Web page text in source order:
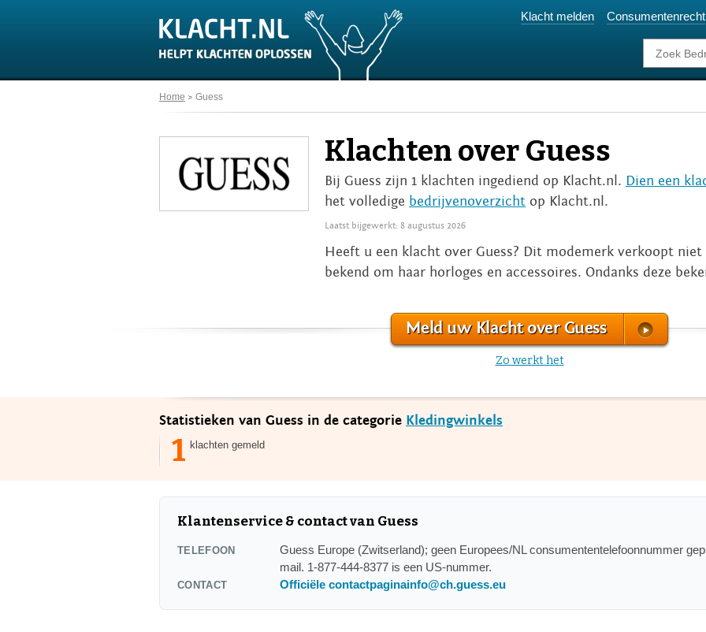
Klacht melden Consumentenrecht
Home Guess
Klachten over Guess
Bij Guess zijn 1 klachten ingediend op Klacht.nl. Dien een
het volledige bedrijvenoverzicht op Klacht.nl.
Laatst bijgewerkt: 8 augustus 2026
Heeft u een klacht over Guess? Dit modemerk verkoopt
bekend om haar horloges en accessoires. Ondanks deze
Meld uw Klacht over Guess
Zo werkt het
Statistieken van Guess in de categorie Kledingwinkels
1 klachten gemeld
Klantenservice & contact van Guess
TELEFOON
Guess Europe (Zwitserland); geen Europees/NL consumententelefoonnummer
mail. 1-877-444-8377 is een US-nummer.
CONTACT Officiële contactpaginainfo@ch.guess.eu